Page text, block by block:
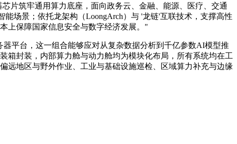
片筑牢通用算力底座，面向政务云、金融、能源、医疗、交通
场景；依托龙架构（LoongArch）与 '龙链'互联技术，支撑高性
上保障国家信息安全与数字经济发展。"
平台，这一组合能够应对从复杂数据分析到千亿参数AI模型推
箱封装，内部算力舱与动力舱均为模块化布局，所有系统均在工
远地区与野外作业、工业与基础设施巡检、区域算力补充与边缘